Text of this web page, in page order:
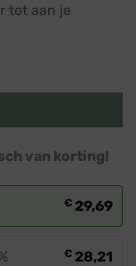
tot aan je
· 240 LED
van korting!
€ 29,69
€ 28,21